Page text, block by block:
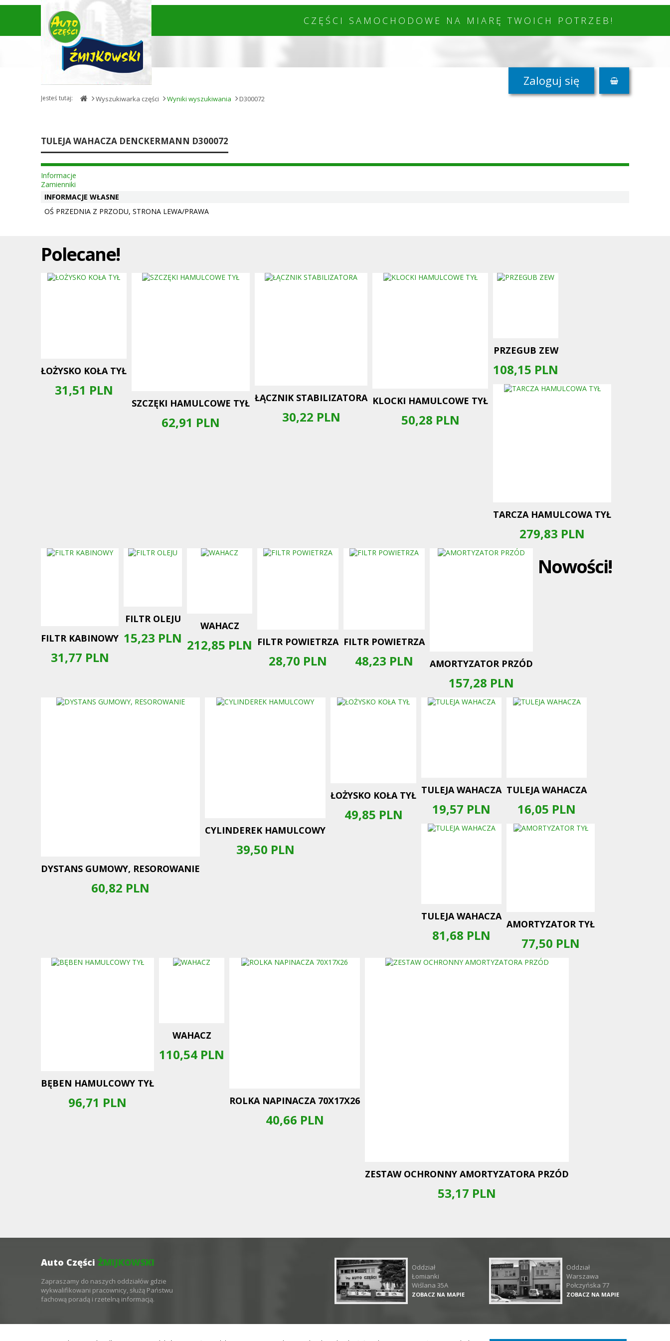
CZĘŚCI SAMOCHODOWE NA MIARĘ TWOICH POTRZEB!
Zaloguj się
Jesteś tutaj: Wyszukiwarka części Wyniki wyszukiwania D300072
TULEJA WAHACZA DENCKERMANN D300072
Informacje
Zamienniki
INFORMACJE WŁASNE
OŚ PRZEDNIA Z PRZODU, STRONA LEWA/PRAWA
Polecane!
ŁOŻYSKO KOŁA TYŁ
31,51 PLN
SZCZĘKI HAMULCOWE TYŁ
62,91 PLN
ŁĄCZNIK STABILIZATORA
30,22 PLN
KLOCKI HAMULCOWE TYŁ
50,28 PLN
PRZEGUB ZEW
108,15 PLN
TARCZA HAMULCOWA TYŁ
279,83 PLN
FILTR KABINOWY
31,77 PLN
FILTR OLEJU
15,23 PLN
WAHACZ
212,85 PLN FILTR POWIETRZA
28,70 PLN
FILTR POWIETRZA
48,23 PLN AMORTYZATOR PRZÓD
157,28 PLN
DYSTANS GUMOWY, RESOROWANIE
60,82 PLN
CYLINDEREK HAMULCOWY
39,50 PLN
Nowości!
ŁOŻYSKO KOŁA TYŁ
49,85 PLN
TULEJA WAHACZA
19,57 PLN
TULEJA WAHACZA
16,05 PLN
TULEJA WAHACZA
81,68 PLN
AMORTYZATOR TYŁ
77,50 PLN
BĘBEN HAMULCOWY TYŁ
96,71 PLN
WAHACZ
110,54 PLN
ROLKA NAPINACZA 70X17X26
40,66 PLN
ZESTAW OCHRONNY AMORTYZATORA PRZÓD
53,17 PLN
Auto Części ŻMIJKOWSKI
Zapraszamy do naszych oddziałów gdzie
wykwalifikowani pracownicy, służą Państwu
fachową poradą i rzetelną informacją.
Oddział
Łomianki
Wiślana 35A
ZOBACZ NA MAPIE
Oddział
Warszawa
Połczyńska 77
ZOBACZ NA MAPIE